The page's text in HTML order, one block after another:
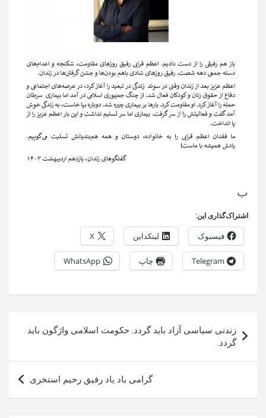
ب
اشتراک‌گذاری این:
فیسبوک لینکداین X
Telegram چاپ WhatsApp
نوشته
زندنی سیاسی آزاد باید گردد. حکومت اسلامی واژگون باید
گردد.
گرامی باد یاد رفیق رحیم استخری